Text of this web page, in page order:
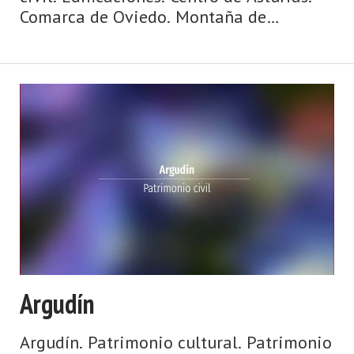
Comarca de Oviedo. Montaña de
fiesta, gastronomía, Premios Princesa… y
muchas cosas más en el concejo de
Oviedo, ubicado en el ...
Argudín
Argudín. Patrimonio cultural. Patrimonio